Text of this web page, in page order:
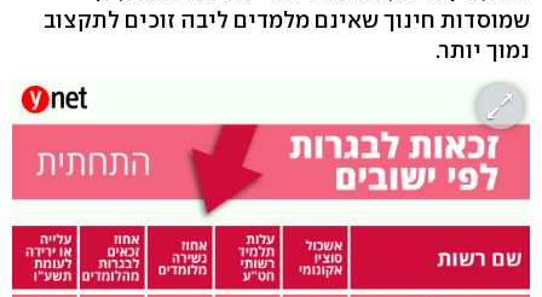
שמוסדות חינוך שאינם מלמדים ליבה זוכים לתקצוב
נמוך יותר.